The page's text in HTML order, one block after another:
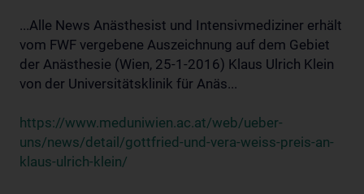
...Alle News Anästhesist und Intensivmediziner erhält
vom FWF vergebene Auszeichnung auf dem Gebiet
der Anästhesie (Wien, 25-1-2016) Klaus Ulrich Klein
von der Universitätsklinik für Anäs...
https://www.meduniwien.ac.at/web/ueber-
uns/news/detail/gottfried-und-vera-weiss-preis-an-
klaus-ulrich-klein/